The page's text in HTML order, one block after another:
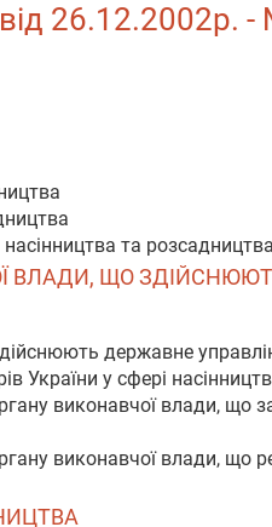
та розсадництва
ВЛАДИ, ЩО
державне
України у сфері
виконавчої влади, що
виконавчої влади, що